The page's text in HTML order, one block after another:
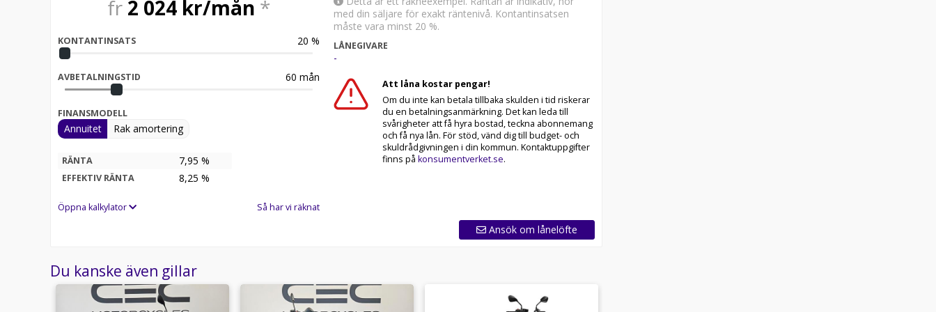
fr 2 024kr/mån *
KONTANTINSATS 20 %
AVBETALNINGSTID 60 mån
FINANSMODELL
Annuitet Rak amortering
RÄNTA 7,95 %
EFFEKTIV RÄNTA 8,25 %
Öppna kalkylator Så har vi räknat
med din säljare för exakt räntenivå. Kontantinsatsen
måste vara minst 20 %.
LÅNEGIVARE
-
Att låna kostar pengar!
Om du inte kan betala tillbaka skulden i tid riskerar
du en betalningsanmärkning. Det kan leda till
svårigheter att få hyra bostad, teckna abonnemang
och få nya lån. För stöd, vänd dig till budget- och
skuldrådgivningen i din kommun. Kontaktuppgifter
finns på konsumentverket.se.
Ansök om lånelöfte
Du kanske även gillar